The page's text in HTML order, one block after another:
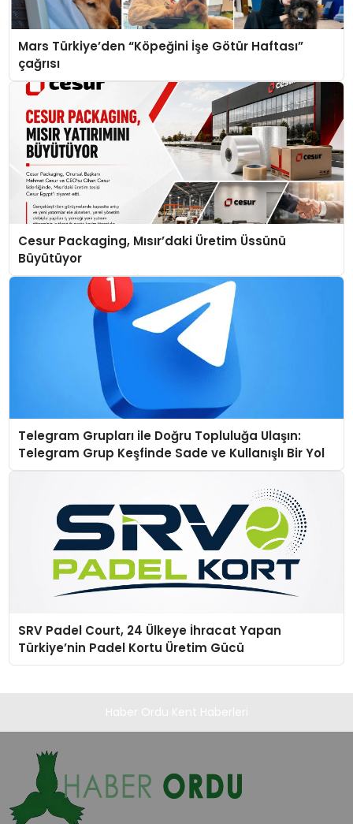
Mars Türkiye’den “Köpeğini İşe Götür Haftası”
çağrısı
Cesur Packaging, Mısır’daki Üretim Üssünü
Büyütüyor
Telegram Grupları ile Doğru Topluluğa Ulaşın:
Telegram Grup Keşfinde Sade ve Kullanışlı Bir Yol
SRV Padel Court, 24 Ülkeye İhracat Yapan
Türkiye’nin Padel Kortu Üretim Gücü